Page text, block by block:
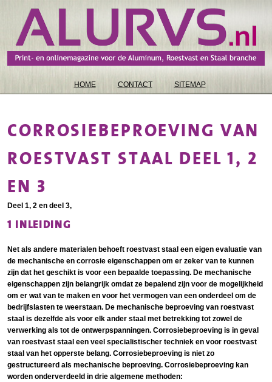
HOME CONTACT SITEMAP
CORROSIEBEPROEVING VAN
ROESTVAST STAAL DEEL 1, 2
EN 3
Deel 1, 2 en deel 3,
1 INLEIDING
Net als andere materialen behoeft roestvast staal een eigen evaluatie van
de mechanische en corrosie eigenschappen om er zeker van te kunnen
zijn dat het geschikt is voor een bepaalde toepassing. De mechanische
eigenschappen zijn belangrijk omdat ze bepalend zijn voor de mogelijkheid
om er wat van te maken en voor het vermogen van een onderdeel om de
bedrijfslasten te weerstaan. De mechanische beproeving van roestvast
staal is dezelfde als voor elk ander staal met betrekking tot zowel de
verwerking als tot de ontwerpspanningen. Corrosiebeproeving is in geval
van roestvast staal een veel specialistischer techniek en voor roestvast
staal van het opperste belang. Corrosiebeproeving is niet zo
gestructureerd als mechanische beproeving. Corrosiebeproeving kan
worden onderverdeeld in drie algemene methoden: